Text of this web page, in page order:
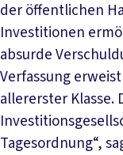
der öffentlichen
Investitionen
absurde
Verfassung
allererster Klasse.
Tagesordnung“,